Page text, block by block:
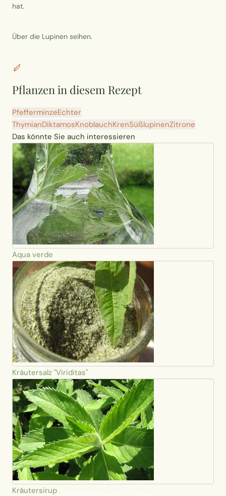
hat.
Über die Lupinen seihen.
Pflanzen in diesem Rezept
PfefferminzeEchter
ThymianDiktamosKnoblauchKrenSüßlupinenZitrone
Das könnte Sie auch interessieren
Aqua verde
Kräutersalz "Viriditas"
Kräutersirup